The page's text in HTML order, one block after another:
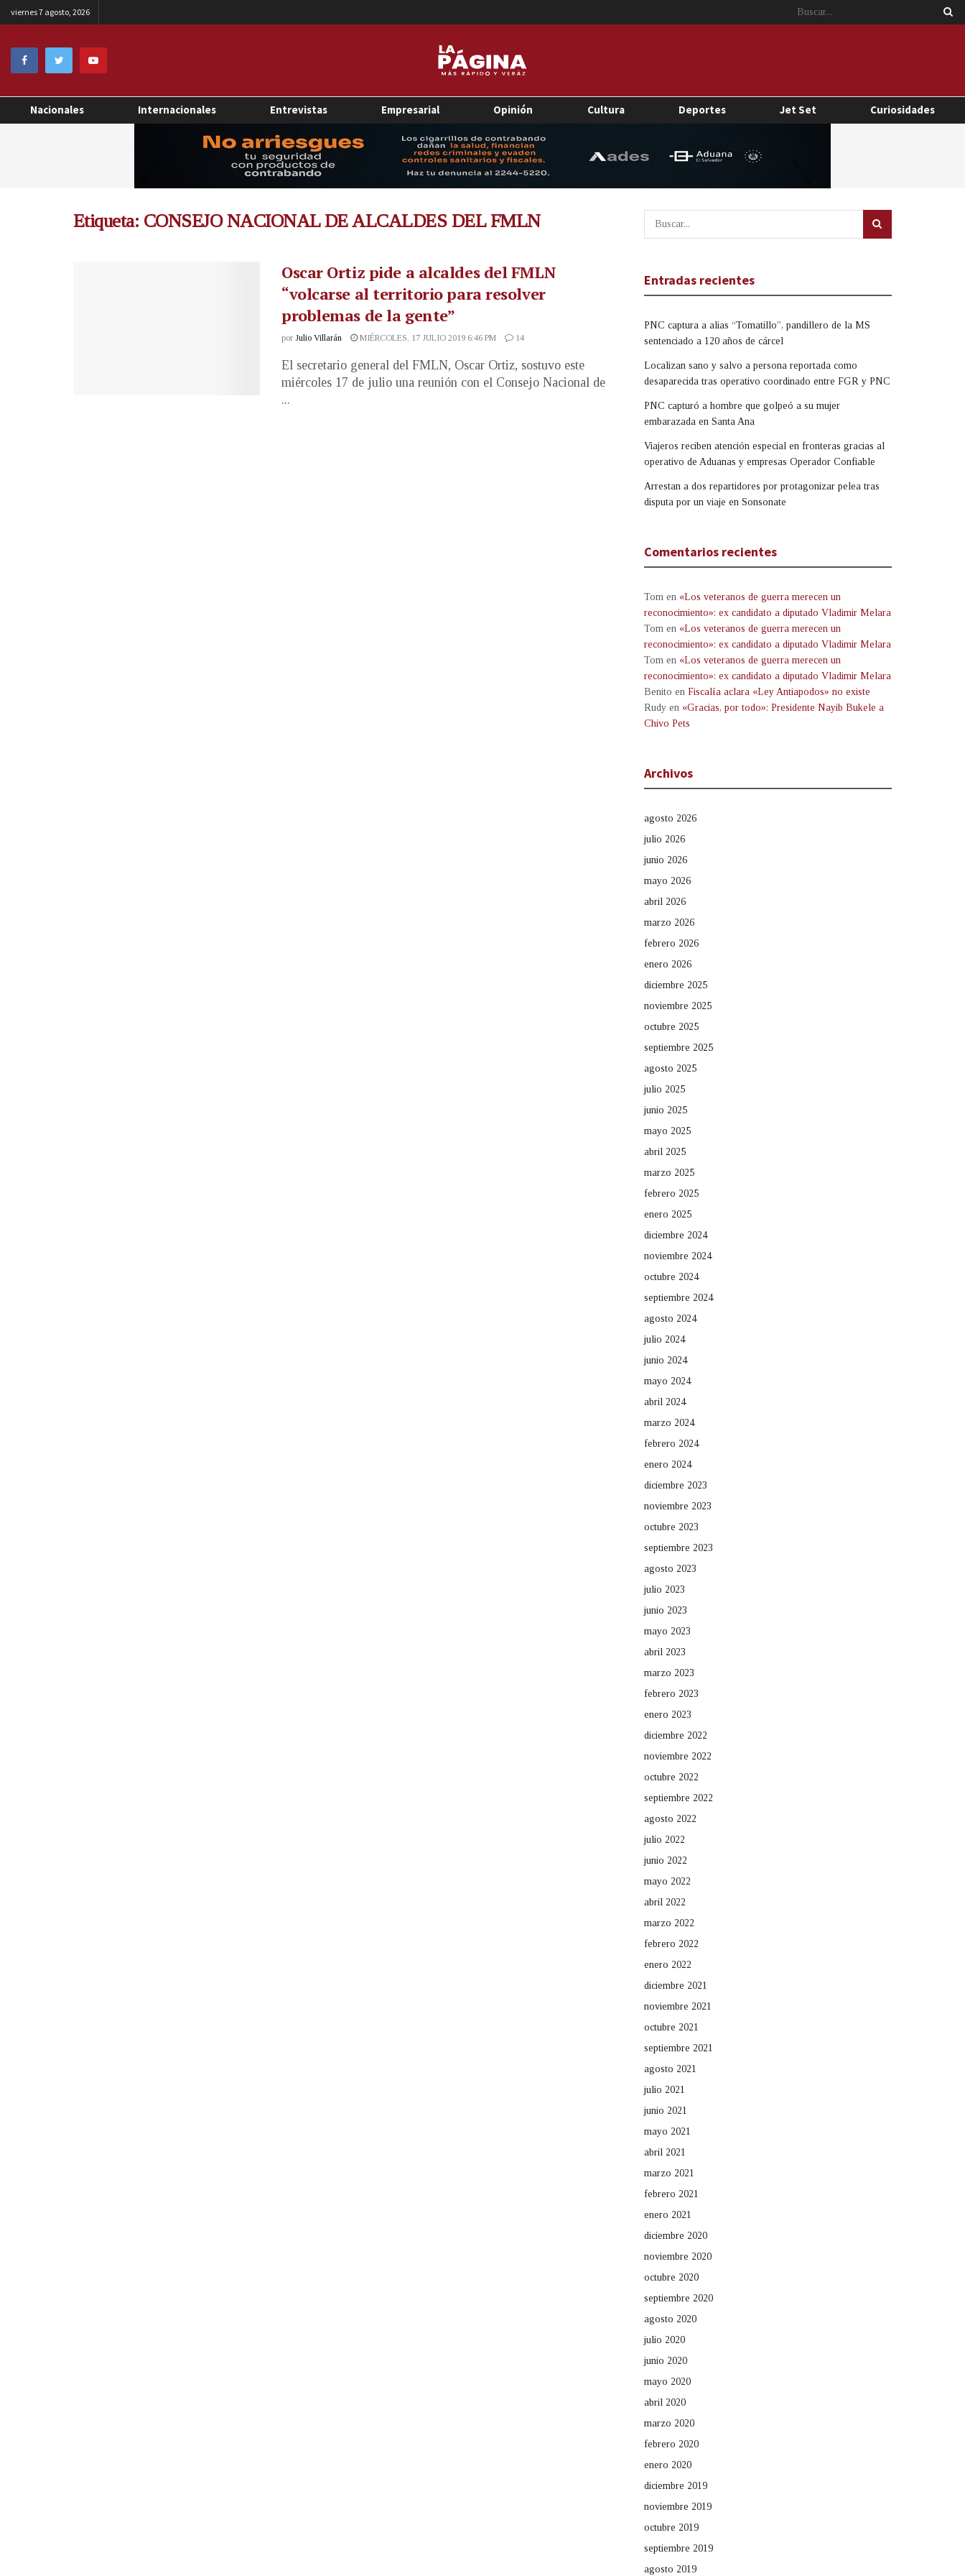
viernes 7 agosto, 2026
Nacionales Internacionales Entrevistas Empresarial Opinión Cultura Deportes Jet Set Curiosidades
Etiqueta: CONSEJO NACIONAL DE ALCALDES DEL FMLN
Oscar Ortiz pide a alcaldes del FMLN
“volcarse al territorio para resolver
problemas de la gente”
por Julio Villarán MIÉRCOLES, 17 JULIO 2019 6:46 PM 14
El secretario general del FMLN, Oscar Ortiz, sostuvo este
miércoles 17 de julio una reunión con el Consejo Nacional de
...
Entradas recientes
PNC captura a alias “Tomatillo”, pandillero de la MS
sentenciado a 120 años de cárcel
Localizan sano y salvo a persona reportada como
desaparecida tras operativo coordinado entre FGR y PNC
PNC capturó a hombre que golpeó a su mujer
embarazada en Santa Ana
Viajeros reciben atención especial en fronteras gracias al
operativo de Aduanas y empresas Operador Confiable
Arrestan a dos repartidores por protagonizar pelea tras
disputa por un viaje en Sonsonate
Comentarios recientes
Tom en «Los veteranos de guerra merecen un
reconocimiento»: ex candidato a diputado Vladimir Melara
Tom en «Los veteranos de guerra merecen un
reconocimiento»: ex candidato a diputado Vladimir Melara
Tom en «Los veteranos de guerra merecen un
reconocimiento»: ex candidato a diputado Vladimir Melara
Benito en Fiscalía aclara «Ley Antiapodos» no existe
Rudy en «Gracias, por todo»: Presidente Nayib Bukele a
Chivo Pets
Archivos
agosto 2026
julio 2026
junio 2026
mayo 2026
abril 2026
marzo 2026
febrero 2026
enero 2026
diciembre 2025
noviembre 2025
octubre 2025
septiembre 2025
agosto 2025
julio 2025
junio 2025
mayo 2025
abril 2025
marzo 2025
febrero 2025
enero 2025
diciembre 2024
noviembre 2024
octubre 2024
septiembre 2024
agosto 2024
julio 2024
junio 2024
mayo 2024
abril 2024
marzo 2024
febrero 2024
enero 2024
diciembre 2023
noviembre 2023
octubre 2023
septiembre 2023
agosto 2023
julio 2023
junio 2023
mayo 2023
abril 2023
marzo 2023
febrero 2023
enero 2023
diciembre 2022
noviembre 2022
octubre 2022
septiembre 2022
agosto 2022
julio 2022
junio 2022
mayo 2022
abril 2022
marzo 2022
febrero 2022
enero 2022
diciembre 2021
noviembre 2021
octubre 2021
septiembre 2021
agosto 2021
julio 2021
junio 2021
mayo 2021
abril 2021
marzo 2021
febrero 2021
enero 2021
diciembre 2020
noviembre 2020
octubre 2020
septiembre 2020
agosto 2020
julio 2020
junio 2020
mayo 2020
abril 2020
marzo 2020
febrero 2020
enero 2020
diciembre 2019
noviembre 2019
octubre 2019
septiembre 2019
agosto 2019